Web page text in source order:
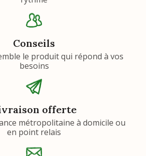
Conseils
le produit qui répond à vos
besoins
offerte
métropolitaine à domicile ou
en point relais